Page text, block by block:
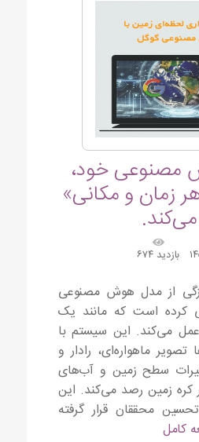
مصنوعی خود،
زمان و مکانی»
بازدید ۶۷۴
از مدل هوش مصنوعی
کرده است که مانند یک
می‌کند. این سیستم با
ماهواره‌ای، رادار و
سطح زمین و آب‌های
کره زمین رصد می‌کند. این
محققان قرار گرفته
کامل